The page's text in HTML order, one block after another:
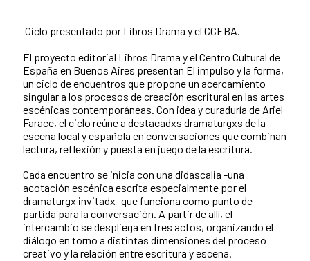
Ciclo presentado por Libros Drama y el CCEBA.
El proyecto editorial Libros Drama y el Centro Cultural de
España en Buenos Aires presentan El impulso y la forma,
un ciclo de encuentros que propone un acercamiento
singular a los procesos de creación escritural en las artes
escénicas contemporáneas. Con idea y curaduría de Ariel
Farace, el ciclo reúne a destacadxs dramaturgxs de la
escena local y española en conversaciones que combinan
lectura, reflexión y puesta en juego de la escritura.
Cada encuentro se inicia con una didascalia -una
acotación escénica escrita especialmente por el
dramaturgx invitadx- que funciona como punto de
partida para la conversación. A partir de allí, el
intercambio se despliega en tres actos, organizando el
diálogo en torno a distintas dimensiones del proceso
creativo y la relación entre escritura y escena.